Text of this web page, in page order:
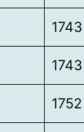
1743
1743
1752